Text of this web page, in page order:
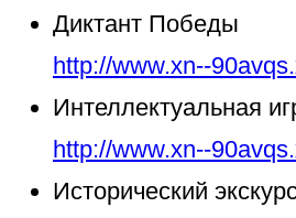
Диктант Победы
http://www.xn--
Интеллектуальная
http://www.xn--
Исторический